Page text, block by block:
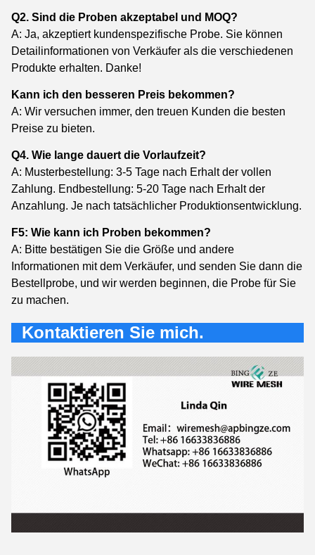
Q2. Sind die Proben akzeptabel und MOQ?
A: Ja, akzeptiert kundenspezifische Probe. Sie können
Detailinformationen von Verkäufer als die verschiedenen
Produkte erhalten. Danke!
Kann ich den besseren Preis bekommen?
A: Wir versuchen immer, den treuen Kunden die besten
Preise zu bieten.
Q4. Wie lange dauert die Vorlaufzeit?
A: Musterbestellung: 3-5 Tage nach Erhalt der vollen
Zahlung. Endbestellung: 5-20 Tage nach Erhalt der
Anzahlung. Je nach tatsächlicher Produktionsentwicklung.
F5: Wie kann ich Proben bekommen?
A: Bitte bestätigen Sie die Größe und andere
Informationen mit dem Verkäufer, und senden Sie dann die
Bestellprobe, und wir werden beginnen, die Probe für Sie
zu machen.
Kontaktieren Sie mich.